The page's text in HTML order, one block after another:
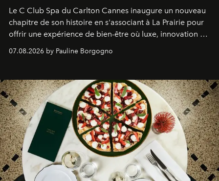
Le C Club Spa du Carlton Cannes inaugure un nouveau
chapitre de son histoire en s'associant à La Prairie pour
offrir une expérience de bien-être où luxe, innovation et
expertise se rencontrent.
07.08.2026 by Pauline Borgogno